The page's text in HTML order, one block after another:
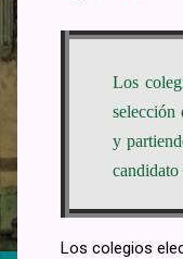
Los
selección
y
candidato
Los colegios